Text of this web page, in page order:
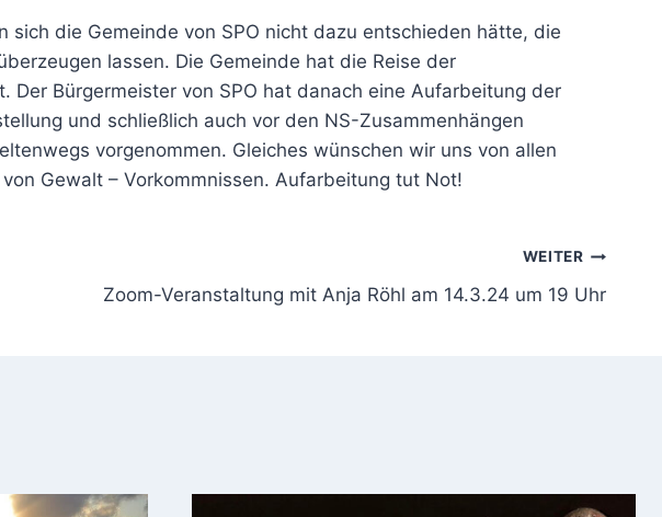
sich die Gemeinde von SPO nicht dazu entschieden hätte, die
lassen. Die Gemeinde hat die Reise der
Bürgermeister von SPO hat danach eine Aufarbeitung der
und schließlich auch vor den NS-Zusammenhängen
vorgenommen. Gleiches wünschen wir uns von allen
Gewalt – Vorkommnissen. Aufarbeitung tut Not!
WEITER
Zoom-Veranstaltung mit Anja Röhl am 14.3.24 um 19 Uhr